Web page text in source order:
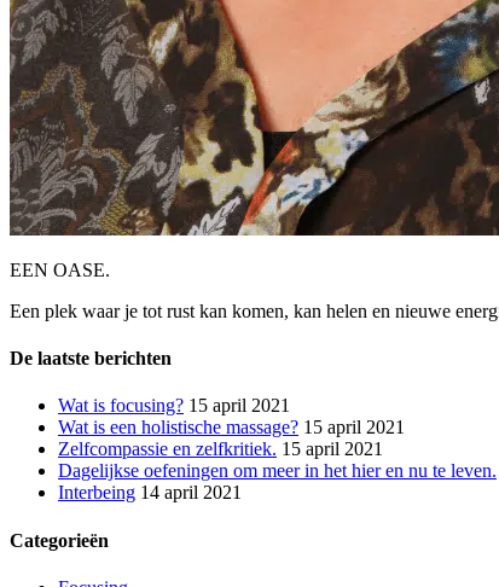
EEN OASE.
Een plek waar je tot rust kan komen, kan helen en nieuwe
De laatste berichten
Wat is focusing? 15 april 2021
Wat is een holistische massage? 15 april 2021
Zelfcompassie en zelfkritiek. 15 april 2021
Dagelijkse oefeningen om meer in het hier en nu te leven.
Interbeing 14 april 2021
Categorieën